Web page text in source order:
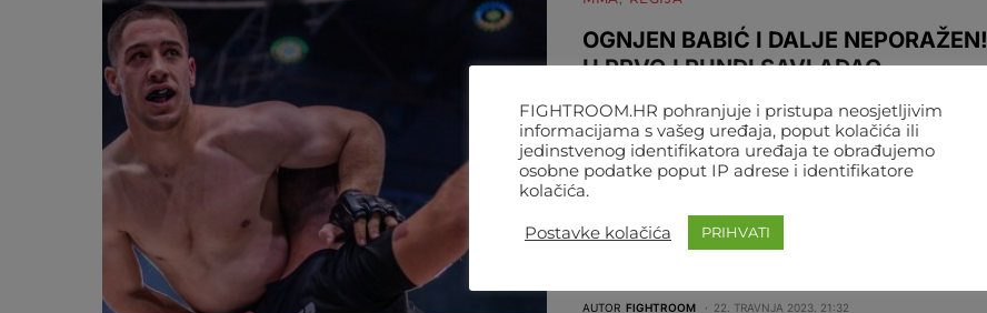
OGNJEN BABIĆ I DALJE NEPORAŽEN!
U PRVOJ RUNDI SAVLADAO
Nastavlja se sjajan niz Ognjena Babića (21, 4-0), koji
je večeras stigao i do svoje četvrte pobjede u…
AUTOR FIGHTROOM 22. TRAVNJA 2023. 21:32
FIGHTROOM.HR pohranjuje i pristupa neosjetljivim
informacijama s vašeg uređaja, poput kolačića ili
jedinstvenog identifikatora uređaja te obrađujemo
osobne podatke poput IP adrese i identifikatore
kolačića.
Postavke kolačića PRIHVATI